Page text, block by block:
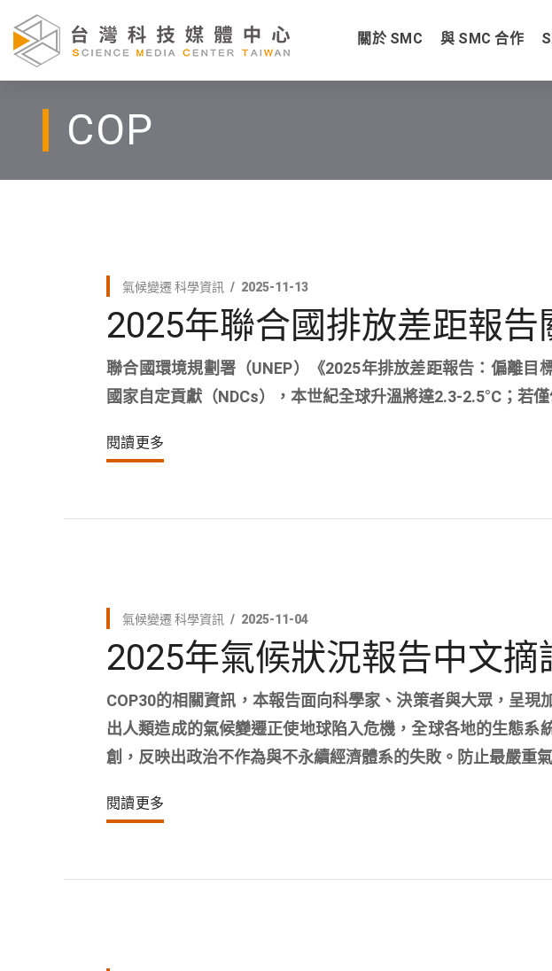
關於 SMC 與 SMC 合作
COP
氣候變遷 科學資訊 2025-11-13
2025年聯合國排放差距報
聯合國環境規劃署（UNEP）《2025年排放差距報告：偏離
國家自定貢獻（NDCs），本世紀全球升溫將達2.3-2.5°C；若
閱讀更多
氣候變遷 科學資訊 2025-11-04
2025年氣候狀況報告中文摘
COP30的相關資訊，本報告面向科學家、決策者與大眾，呈
出人類造成的氣候變遷正使地球陷入危機，全球各地的生態系
創，反映出政治不作為與不永續經濟體系的失敗。防止最嚴重
閱讀更多